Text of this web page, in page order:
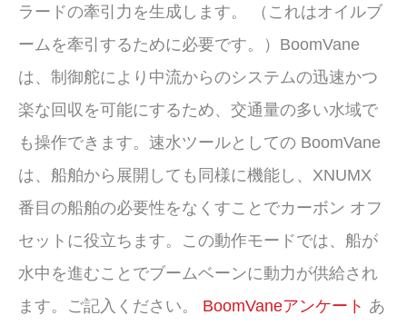
ラードの牽引力を生成します。 （これはオイルブ
ームを牽引するために必要です。）BoomVane
は、制御舵により中流からのシステムの迅速かつ
楽な回収を可能にするため、交通量の多い水域で
も操作できます。速水ツールとしての BoomVane
は、船舶から展開しても同様に機能し、XNUMX
番目の船舶の必要性をなくすことでカーボン オフ
セットに役立ちます。この動作モードでは、船が
水中を進むことでブームベーンに動力が供給され
ます。ご記入ください。 BoomVaneアンケート あ